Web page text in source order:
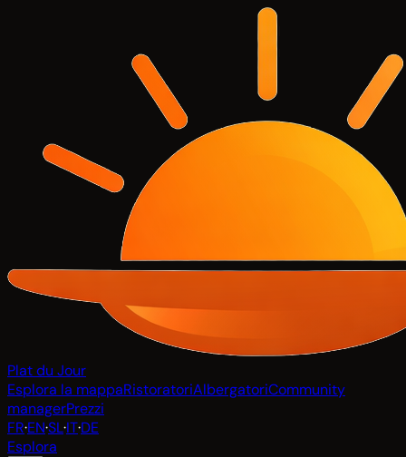
Plat du Jour
Esplora la mappaRistoratoriAlbergatoriCommunity
managerPrezzi
FR·EN·SL·IT·DE
Esplora